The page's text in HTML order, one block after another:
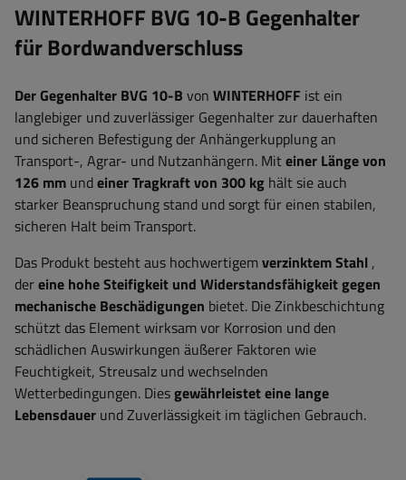
WINTERHOFF BVG 10-B Gegenhalter
für Bordwandverschluss
Der Gegenhalter BVG 10-B von WINTERHOFF ist ein
langlebiger und zuverlässiger Gegenhalter zur dauerhaften
und sicheren Befestigung der Anhängerkupplung an
Transport-, Agrar- und Nutzanhängern. Miteiner Länge von
126 mm undeiner Tragkraft von 300 kg hält sie auch
starker Beanspruchung stand und sorgt für einen stabilen,
sicheren Halt beim Transport.
Das Produkt besteht aus hochwertigemverzinktem Stahl ,
dereine hohe Steifigkeit und Widerstandsfähigkeit gegen
mechanische Beschädigungen bietet. Die Zinkbeschichtung
schützt das Element wirksam vor Korrosion und den
schädlichen Auswirkungen äußerer Faktoren wie
Feuchtigkeit, Streusalz und wechselnden
Wetterbedingungen. Diesgewährleistet eine lange
Lebensdauer und Zuverlässigkeit im täglichen Gebrauch.